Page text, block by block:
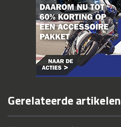
Gerelateerde artikelen